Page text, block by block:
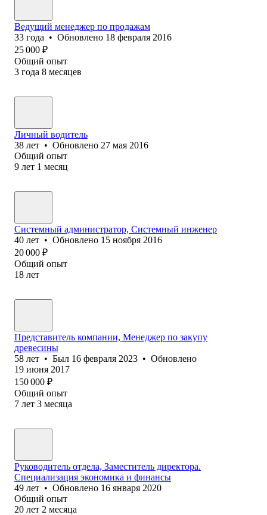
Ведущий менеджер по продажам
33 года • Обновлено 18 февраля 2016
25 000 ₽
Общий опыт
3 года 8 месяцев
Личный водитель
38 лет • Обновлено 27 мая 2016
Общий опыт
9 лет 1 месяц
Системный администратор, Системный инженер
40 лет • Обновлено 15 ноября 2016
20 000 ₽
Общий опыт
18 лет
Представитель компании, Менеджер по закупу
древесины
58 лет • Был 16 февраля 2023 • Обновлено
19 июня 2017
150 000 ₽
Общий опыт
7 лет 3 месяца
Руководитель отдела, Заместитель директора.
Специализация экономика и финансы
49 лет • Обновлено 16 января 2020
Общий опыт
20 лет 2 месяца